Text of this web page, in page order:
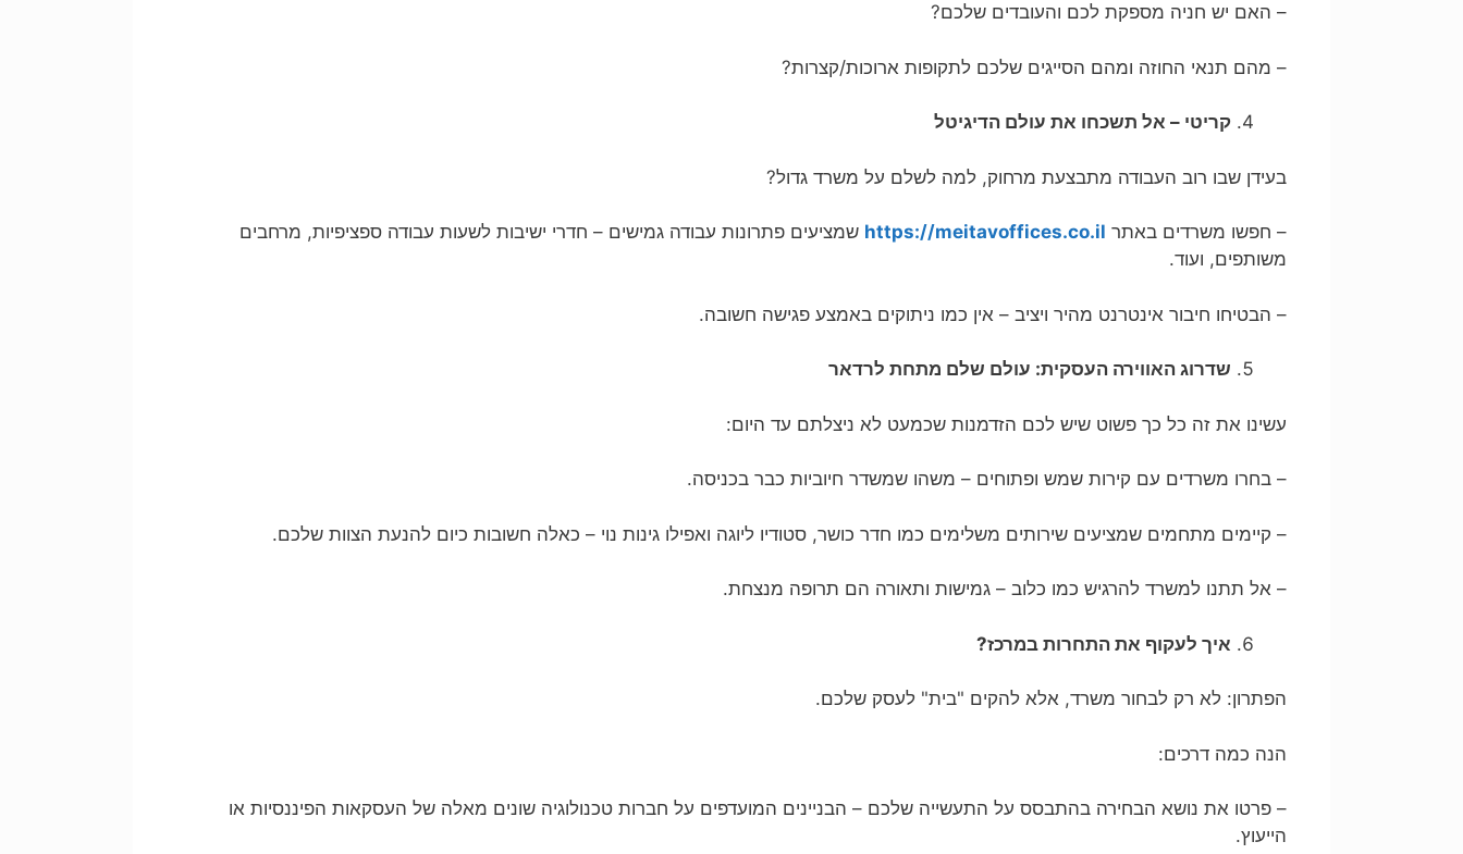
– האם יש חניה מספקת לכם והעובדים שלכם?
– מהם תנאי החוזה ומהם הסייגים שלכם לתקופות ארוכות/קצרות?
קריטי – אל תשכחו את עולם הדיגיטל
בעידן שבו רוב העבודה מתבצעת מרחוק, למה לשלם על משרד גדול?
– חפשו משרדים באתר https://meitavoffices.co.il שמציעים פתרונות עבודה גמישים – חדרי ישיבות לשעות עבודה ספציפיות, מרחבים
משותפים, ועוד.
– הבטיחו חיבור אינטרנט מהיר ויציב – אין כמו ניתוקים באמצע פגישה חשובה.
שדרוג האווירה העסקית: עולם שלם מתחת לרדאר
עשינו את זה כל כך פשוט שיש לכם הזדמנות שכמעט לא ניצלתם עד היום:
– בחרו משרדים עם קירות שמש ופתוחים – משהו שמשדר חיוביות כבר בכניסה.
– קיימים מתחמים שמציעים שירותים משלימים כמו חדר כושר, סטודיו ליוגה ואפילו גינות נוי – כאלה חשובות כיום להנעת הצוות שלכם.
– אל תתנו למשרד להרגיש כמו כלוב – גמישות ותאורה הם תרופה מנצחת.
איך לעקוף את התחרות במרכז?
הפתרון: לא רק לבחור משרד, אלא להקים "בית" לעסק שלכם.
הנה כמה דרכים:
– פרטו את נושא הבחירה בהתבסס על התעשייה שלכם – הבניינים המועדפים על חברות טכנולוגיה שונים מאלה של העסקאות הפיננסיות או
הייעוץ.